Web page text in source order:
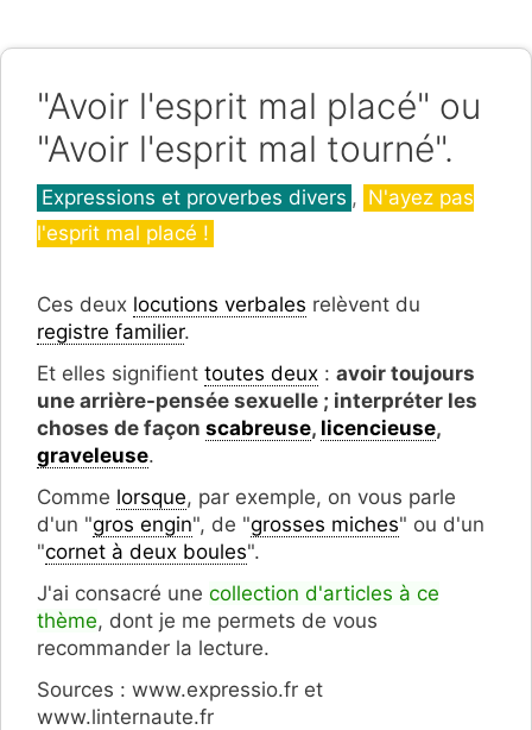
"Avoir l'esprit mal placé" ou
"Avoir l'esprit mal tourné".
Catégories
Expressions et proverbes divers , N'ayez pas
l'esprit mal placé !
Ces deux locutions verbales relèvent du
registre familier.
Et elles signifient toutes deux : avoir toujours
une arrière-pensée sexuelle ; interpréter les
choses de façon scabreuse, licencieuse,
graveleuse.
Comme lorsque, par exemple, on vous parle
d'un "gros engin", de "grosses miches" ou d'un
"cornet à deux boules".
J'ai consacré une collection d'articles à ce
thème, dont je me permets de vous
recommander la lecture.
Sources : www.expressio.fr et
www.linternaute.fr